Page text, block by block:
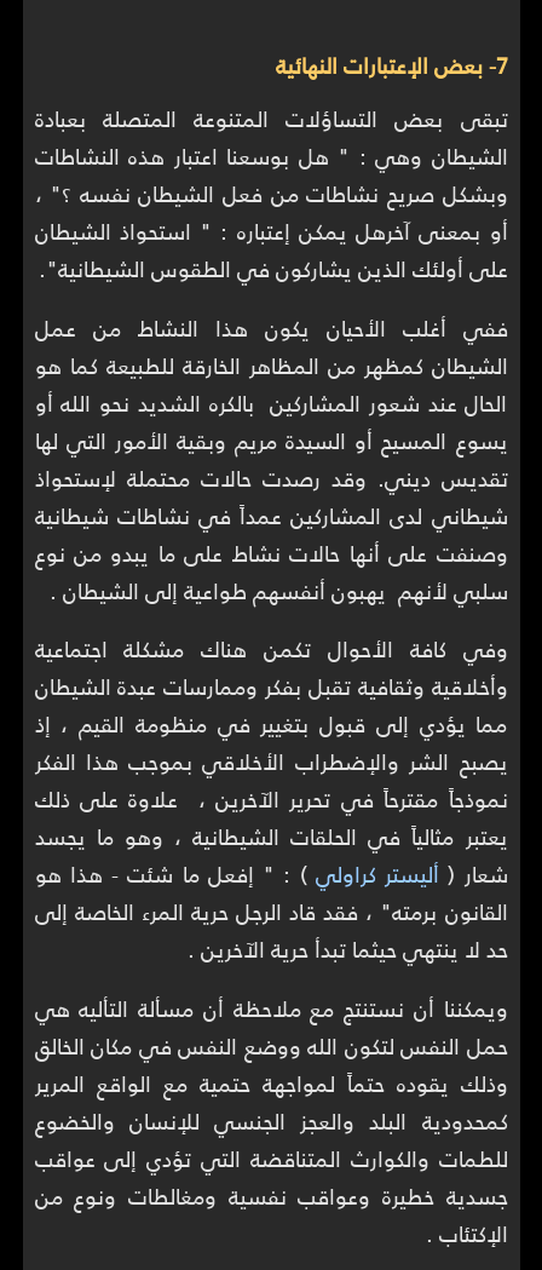
7- بعض الإعتبارات النهائية
تبقى بعض التساؤلات المتنوعة المتصلة بعبادة
الشيطان وهي : " هل بوسعنا اعتبار هذه النشاطات
وبشكل صريح نشاطات من فعل الشيطان نفسه ؟" ،
أو بمعنى آخرهل يمكن إعتباره : " استحواذ الشيطان
على أولئك الذين يشاركون في الطقوس الشيطانية".
ففي أغلب الأحيان يكون هذا النشاط من عمل
الشيطان كمظهر من المظاهر الخارقة للطبيعة كما هو
الحال عند شعور المشاركين بالكره الشديد نحو الله أو
يسوع المسيح أو السيدة مريم وبقية الأمور التي لها
تقديس ديني. وقد رصدت حالات محتملة لإستحواذ
شيطاني لدى المشاركين عمداً في نشاطات شيطانية
وصنفت على أنها حالات نشاط على ما يبدو من نوع
سلبي لأنهم يهبون أنفسهم طواعية إلى الشيطان .
وفي كافة الأحوال تكمن هناك مشكلة اجتماعية
وأخلاقية وثقافية تقبل بفكر وممارسات عبدة الشيطان
مما يؤدي إلى قبول بتغيير في منظومة القيم ، إذ
يصبح الشر والإضطراب الأخلاقي بموجب هذا الفكر
نموذجاً مقترحاً في تحرير الآخرين ، علاوة على ذلك
يعتبر مثالياً في الحلقات الشيطانية ، وهو ما يجسد
شعار ( أليستر كراولي) : " إفعل ما شئت - هذا هو
القانون برمته" ، فقد قاد الرجل حرية المرء الخاصة إلى
حد لا ينتهي حيثما تبدأ حرية الآخرين .
ويمكننا أن نستنتج مع ملاحظة أن مسألة التأليه هي
حمل النفس لتكون الله ووضع النفس في مكان الخالق
وذلك يقوده حتماً لمواجهة حتمية مع الواقع المرير
كمحدودية البلد والعجز الجنسي للإنسان والخضوع
للطمات والكوارث المتناقضة التي تؤدي إلى عواقب
جسدية خطيرة وعواقب نفسية ومغالطات ونوع من
الإكتئاب .